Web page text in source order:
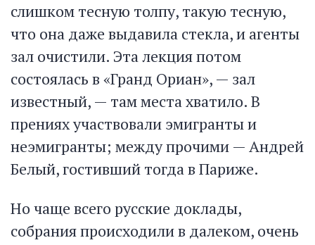
слишком тесную толпу, такую тесную,
что она даже выдавила стекла, и агенты
зал очистили. Эта лекция потом
состоялась в «Гранд Ориан», — зал
известный, — там места хватило. В
прениях участвовали эмигранты и
неэмигранты; между прочими — Андрей
Белый, гостивший тогда в Париже.
Но чаще всего русские доклады,
собрания происходили в далеком, очень